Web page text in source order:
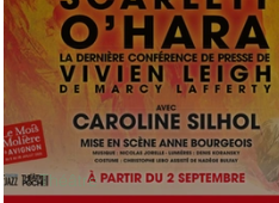
Théâtre